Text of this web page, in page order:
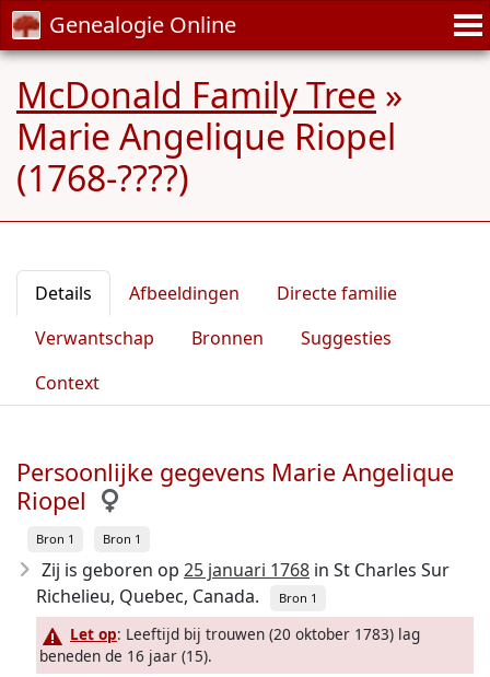
Genealogie Online
McDonald Family Tree »
Marie Angelique Riopel
(1768-????)
Details Afbeeldingen
Directe familie
Verwantschap
Bronnen
Suggesties
Context
Persoonlijke gegevens Marie Angelique
Riopel
Bron 1 Bron 1
Zij is geboren op 25 januari 1768 in St Charles Sur
Richelieu, Quebec, Canada.
Bron 1
Let op: Leeftijd bij trouwen (20 oktober 1783) lag
beneden de 16 jaar (15).